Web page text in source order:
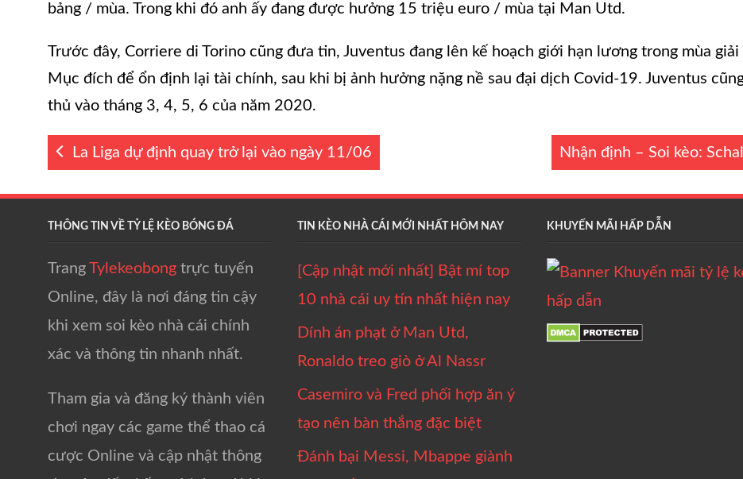
bảng / mùa. Trong khi đó anh ấy đang được hưởng 15 triệu euro / mùa tại Man Utd.
Trước đây, Corriere di Torino cũng đưa tin, Juventus đang lên kế hoạch giới hạn lương trong mùa
Mục đích để ổn định lại tài chính, sau khi bị ảnh hưởng nặng nề sau đại dịch Covid-19. Juventus
thủ vào tháng 3, 4, 5, 6 của năm 2020.
La Liga dự định quay trở lại vào ngày 11/06 Nhận định – Soi kèo:
THÔNG TIN VỀ TỶ LỆ KÈO BÓNG ĐÁ
Trang Tylekeobongtrực tuyến
Online, đây là nơi đáng tin cậy
khi xem soi kèo nhà cái chính
xác và thông tin nhanh nhất.
Tham gia và đăng ký thành viên
chơi ngay các game thể thao cá
cược Online và cập nhật thông
TIN KÈO NHÀ CÁI MỚI NHẤT HÔM NAY
[Cập nhật mới nhất] Bật mí top
10 nhà cái uy tín nhất hiện nay
Dính án phạt ở Man Utd,
Ronaldo treo giò ở Al Nassr
Casemiro và Fred phối hợp ăn ý
tạo nên bàn thắng đặc biệt
Đánh bại Messi, Mbappe giành
KHUYẾN MÃI HẤP DẪN